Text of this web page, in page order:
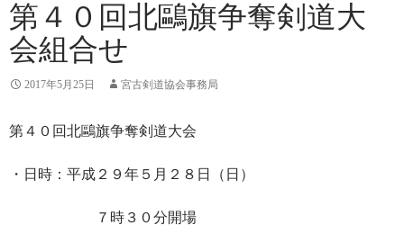
第４０回北鷗旗争奪剣道大
会組合せ
2017年5月25日 宮古剣道協会事務局
第４０回北鷗旗争奪剣道大会
・日時：平成２９年５月２８日（日）
７時３０分開場